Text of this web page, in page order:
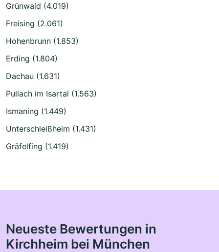
Grünwald (4.019)
Freising (2.061)
Hohenbrunn (1.853)
Erding (1.804)
Dachau (1.631)
Pullach im Isartal (1.563)
Ismaning (1.449)
Unterschleißheim (1.431)
Gräfelfing (1.419)
Neueste Bewertungen in
Kirchheim bei München